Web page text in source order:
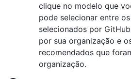
clique no modelo que
pode selecionar entre
selecionados por
por sua organização e
recomendados que
organização.